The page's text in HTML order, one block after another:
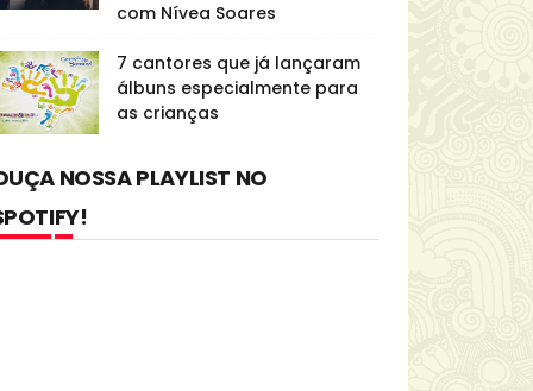
com Nívea Soares
7 cantores que já lançaram
álbuns especialmente para
as crianças
NOSSA PLAYLIST NO